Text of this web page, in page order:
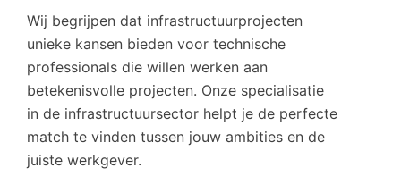
Wij begrijpen dat infrastructuurprojecten
unieke kansen bieden voor technische
professionals die willen werken aan
betekenisvolle projecten. Onze specialisatie
in de infrastructuursector helpt je de perfecte
match te vinden tussen jouw ambities en de
juiste werkgever.